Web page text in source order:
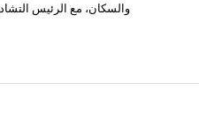
والسكان، مع الرئيس